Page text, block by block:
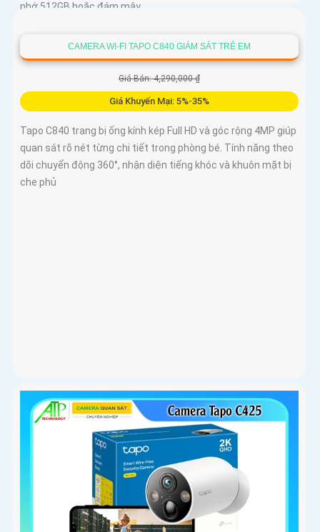
nhớ 512GB hoặc đám mây
CAMERA WI-FI TAPO C840 GIÁM SÁT TRẺ EM
Giá Bán: 4,290,000 ₫
Giá Khuyến Mại: 5%-35%
Tapo C840 trang bị ống kính kép Full HD và góc rộng 4MP giúp
quan sát rõ nét từng chi tiết trong phòng bé. Tính năng theo
dõi chuyển động 360°, nhận diện tiếng khóc và khuôn mặt bị
che phủ